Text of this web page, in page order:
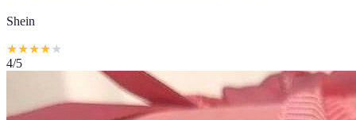
Shein
★★★★★
4/5